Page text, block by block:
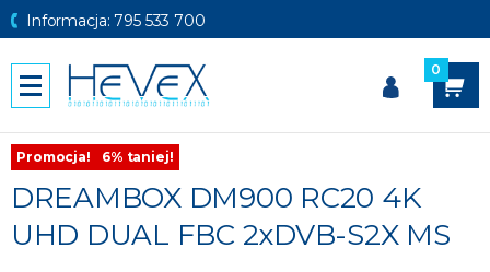
Informacja: 795 533 700
0
Promocja! 6% taniej!
DREAMBOX DM900 RC20 4K
UHD DUAL FBC 2xDVB-S2X MS